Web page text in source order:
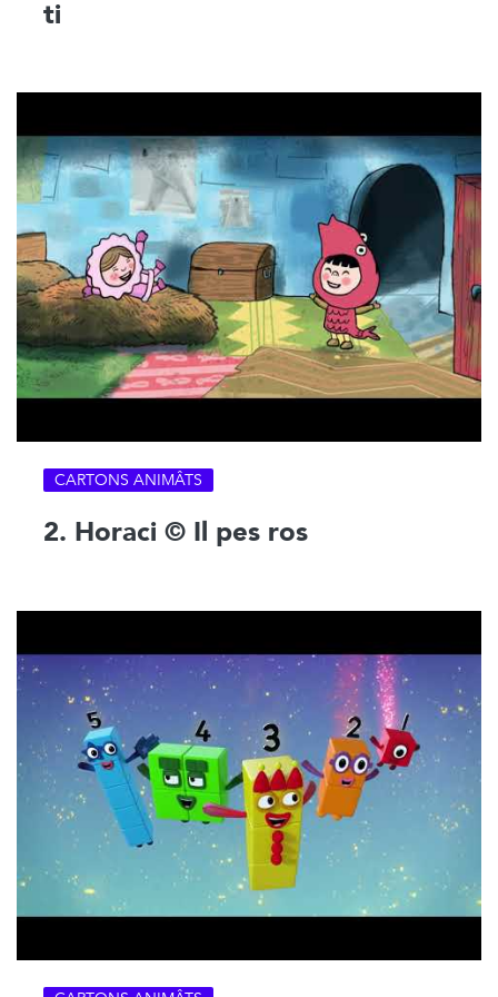
ti
CARTONS ANIMÂTS
2. Horaci © Il pes ros